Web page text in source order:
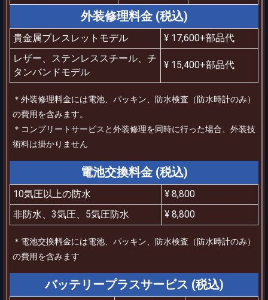
外装修理料金 (税込)
貴金属ブレスレットモデル
¥ 17,600+部品代
レザー、ステンレススチール、チ
タンバンドモデル
¥ 15,400+部品代
＊外装修理料金には電池、パッキン、防水検査（防水時計のみ）
の費用を含みます。
＊コンプリートサービスと外装修理を同時に行った場合、外装技
術料は掛かりません
電池交換料金 (税込)
10気圧以上の防水
¥ 8,800
非防水、3気圧、5気圧防水
¥ 8,800
＊電池交換料金には電池、パッキン、防水検査（防水時計のみ）
の費用を含みます
バッテリープラスサービス (税込)